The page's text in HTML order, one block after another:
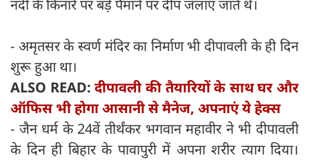
नदी के किनारे पर बड़े पैमाने पर दीप जलाए जाते थे।
- अमृतसर के स्वर्ण मंदिर का निर्माण भी दीपावली के ही दिन
शुरू हुआ था।
ALSO READ:दीपावली की तैयारियों के साथ घर और
ऑफिस भी होगा आसानी से मैनेज, अपनाएं ये हेक्स
- जैन धर्म के 24वें तीर्थंकर भगवान महावीर ने भी दीपावली
के दिन ही बिहार के पावापुरी में अपना शरीर त्याग दिया।